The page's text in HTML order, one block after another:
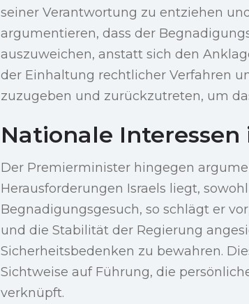
seiner Verantwortung zu entziehen
argumentieren, dass der
auszuweichen, anstatt sich den
der Einhaltung rechtlicher Verfahren
zuzugeben und zurückzutreten, um
Nationale
Der Premierminister hingegen
Herausforderungen Israels liegt,
Begnadigungsgesuch, so schlägt er
und die Stabilität der Regierung
Sicherheitsbedenken zu bewahren.
Sichtweise auf Führung, die
verknüpft.